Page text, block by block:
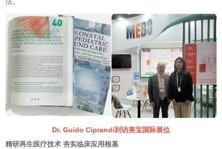
Dr. Guido Ciprandi到访美宝国际展位
精研再生医疗技术 夯实临床应用根基